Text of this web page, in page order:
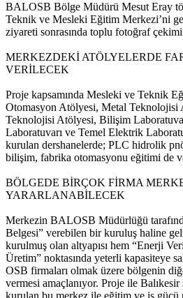
BALOSB Bölge Müdürü Mesut Eray
Teknik ve Mesleki Eğitim Merkezi’ni
ziyareti sonrasında toplu fotoğraf
MERKEZDEKİ ATÖLYELERDE
VERİLECEK
Proje kapsamında Mesleki ve Teknik
Otomasyon Atölyesi, Metal Teknolojisi
Teknolojisi Atölyesi, Bilişim
Laboratuvarı ve Temel Elektrik
kurulan dershanelerde; PLC hidrolik
bilişim, fabrika otomasyonu eğitimi de
BÖLGEDE BİRÇOK FİRMA
YARARLANABİLECEK
Merkezin BALOSB Müdürlüğü
Belgesi” verebilen bir kuruluş haline
kurulmuş olan altyapısı hem “Enerji
Üretim” noktasında yeterli kapasiteye
OSB firmaları olmak üzere bölgenin
vermesi amaçlanıyor. Proje ile